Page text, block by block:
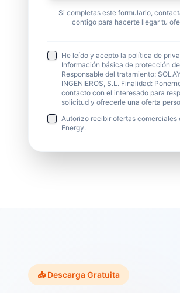
Si completas este formulario,
contigo para hacerte llegar tu
He leído y acepto la política de
Información básica de protección
Responsable del tratamiento:
INGENIEROS, S.L. Finalidad:
contacto con el interesado para
solicitud y ofrecerle una oferta
Autorizo recibir ofertas comerciales
Energy.
📥 Descarga Gratuita